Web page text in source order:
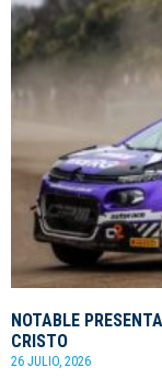
NOTABLE
CRISTO
26 JULIO, 2026